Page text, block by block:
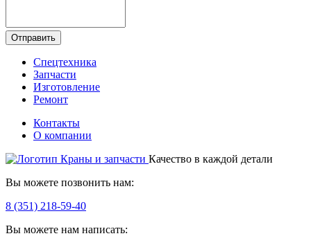
Отправить
Спецтехника
Запчасти
Изготовление
Ремонт
Контакты
О компании
Качество в каждой детали
Вы можете позвонить нам:
8 (351) 218-59-40
Вы можете нам написать: